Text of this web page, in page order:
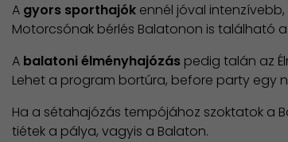
A gyors sporthajók ennél jóval
Motorcsónak bérlés Balatonon is található
A balatoni élményhajózás pedig talán az
Lehet a program bortúra, before party egy
Ha a sétahajózás tempójához szoktatok a
tiétek a pálya, vagyis a Balaton.